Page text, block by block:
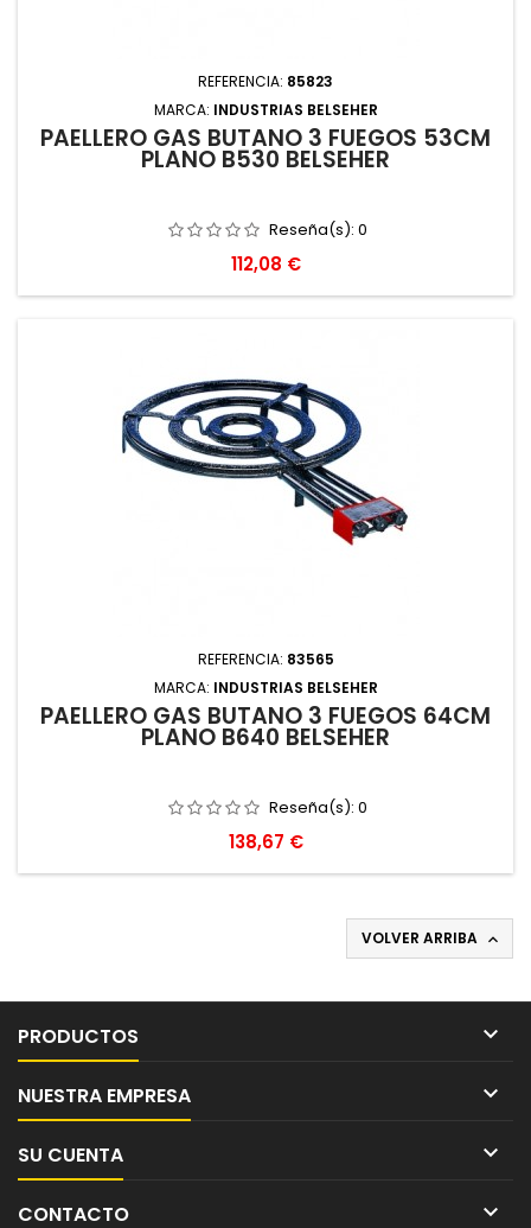
REFERENCIA: 85823
MARCA: INDUSTRIAS BELSEHER
PAELLERO GAS BUTANO 3 FUEGOS 53CM
PLANO B530 BELSEHER
Reseña(s): 0
Precio
112,08 €
REFERENCIA: 83565
MARCA: INDUSTRIAS BELSEHER
PAELLERO GAS BUTANO 3 FUEGOS 64CM
PLANO B640 BELSEHER
Reseña(s): 0
Precio
138,67 €
VOLVER ARRIBA 
PRODUCTOS 
NUESTRA EMPRESA 
SU CUENTA 
CONTACTO 